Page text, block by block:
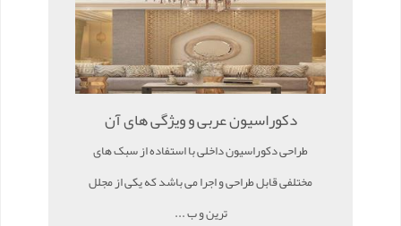
دکوراسیون عربی و ویژگی های آن
طراحی دکوراسیون داخلی با استفاده از سبک های
مختلفی قابل طراحی و اجرا می باشد که یکی از مجلل
ترین و ب ...